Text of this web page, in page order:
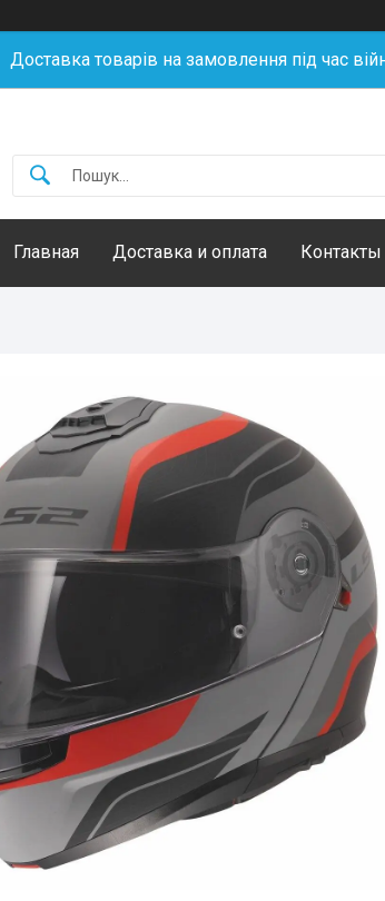
Доставка товарів на замовлення під час
Главная Доставка и оплата Контакты